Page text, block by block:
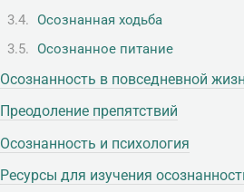
Осознанная ходьба
Осознанное питание
Осознанность в повседневной
Преодоление препятствий
Осознанность и психология
Ресурсы для изучения